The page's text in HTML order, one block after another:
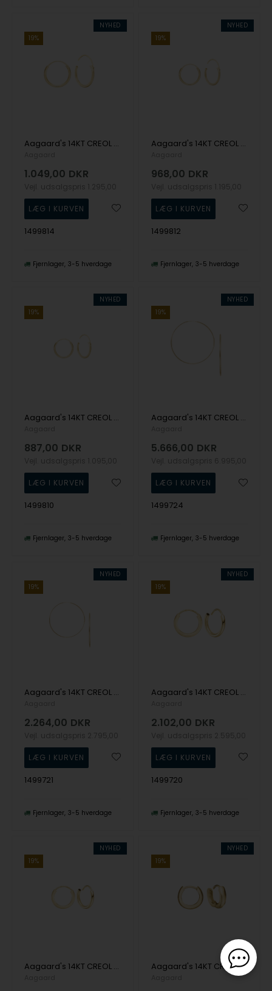
NYHED
19%
Aagaard's 14KT CREOL 14,5 MM, TRÅD 1,2MM M/VIPPELÅ
1.049,00 DKR
1499814
Fjernlager 3-5 hverdage
NYHED
19%
Aagaard's 14KT CREOL 12,5 MM TRÅD 1,2MM M/VIPPELÅS
968,00 DKR
1499812
Fjernlager 3-5 hverdage
NYHED
19%
Aagaard's 14KT CREOL 10,5 MM, TRÅD 1,2MM M/VIPPELÅ
887,00 DKR
1499810
Fjernlager 3-5 hverdage
NYHED
19%
Aagaard's 14KT CREOL 40MM, TRÅD 2MM M/VRIDLÅS
5.666,00 DKR
1499724
Fjernlager 3-5 hverdage
NYHED
19%
Aagaard's 14KT CREOL 20,5MM, TRÅD 1,8MM M/VRIDLÅS
2.264,00 DKR
1499721
Fjernlager 3-5 hverdage
NYHED
19%
Aagaard's 14KT CREOL 16MM, TRÅD 1,8MM M/VRIDLÅS
2.102,00 DKR
1499720
Fjernlager 3-5 hverdage
NYHED
19%
Aagaard's 14KT CREOL 13MM, TRÅD 1,8MM M/VRIDLÅS
NYHED
19%
Aagaard's 14KT CREOL 13 MM, TRÅD 3MM M/KLAPLÅS